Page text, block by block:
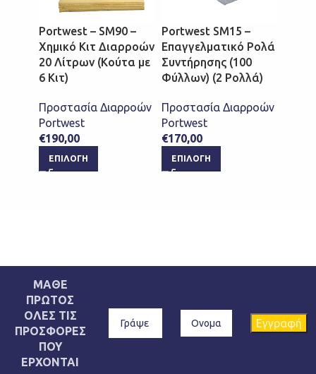
Portwest – SM90 –
Χημικό Κιτ Διαρροών
20 Λίτρων (Κούτα με
6 Κιτ)
Προστασία Διαρροών
Portwest
€190,00
ΕΠΙΛΟΓΉ
Portwest SM15 –
Επαγγελματικό Ρολά
Συντήρησης (100
Φύλλων) (2 Ρολλά)
Προστασία Διαρροών
Portwest
€170,00
ΕΠΙΛΟΓΉ
ΜΑΘΕ
ΠΡΩΤΟΣ
ΟΛΕΣ ΤΙΣ
ΠΡΟΣΦΟΡΕΣ
ΠΟΥ
ΕΡΧΟΝΤΑΙ